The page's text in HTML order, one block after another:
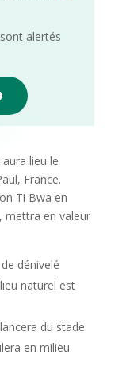
alertés
lieu le
France.
Ti Bwa en
mettra en valeur
dénivelé
naturel est
du stade
en milieu